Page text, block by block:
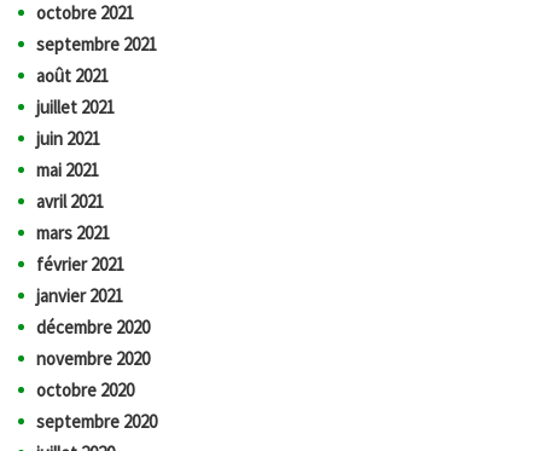
octobre 2021
septembre 2021
août 2021
juillet 2021
juin 2021
mai 2021
avril 2021
mars 2021
février 2021
janvier 2021
décembre 2020
novembre 2020
octobre 2020
septembre 2020